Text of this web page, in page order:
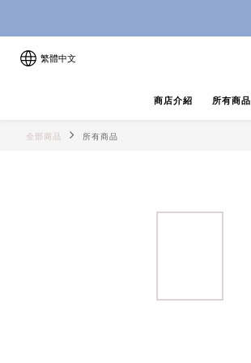
繁體中文
商店介紹 所有商品
全部商品 所有商品